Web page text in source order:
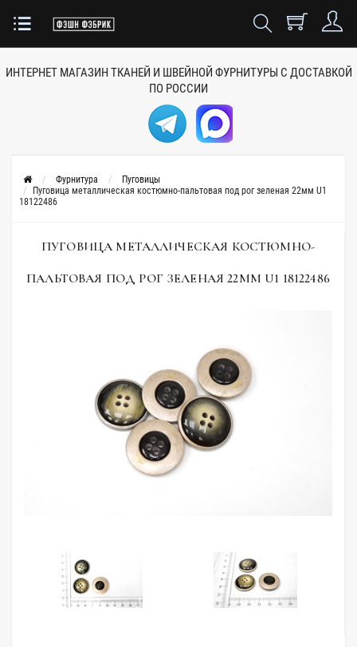
ИНТЕРНЕТ МАГАЗИН ТКАНЕЙ И ШВЕЙНОЙ ФУРНИТУРЫ С ДОСТАВКОЙ
ПО РОССИИ
Фурнитура
Пуговицы
Пуговица металлическая костюмно-пальтовая под рог зеленая 22мм U1
18122486
ПУГОВИЦА МЕТАЛЛИЧЕСКАЯ КОСТЮМНО-
ПАЛЬТОВАЯ ПОД РОГ ЗЕЛЕНАЯ 22ММ U1 18122486